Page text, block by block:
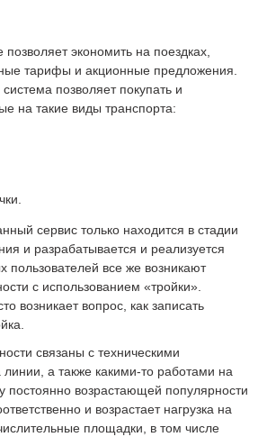
экономить на поездках,
тарифы и акционные предложения.
позволяет покупать и
на такие виды транспорта:
сервис только находится в стадии
и разрабатывается и реализуется
пользователей все же возникают
с использованием «тройки».
возникает вопрос, как записать
связаны с техническими
а также какими-то работами на
постоянно возрастающей популярности
и возрастает нагрузка на
площадки, в том числе